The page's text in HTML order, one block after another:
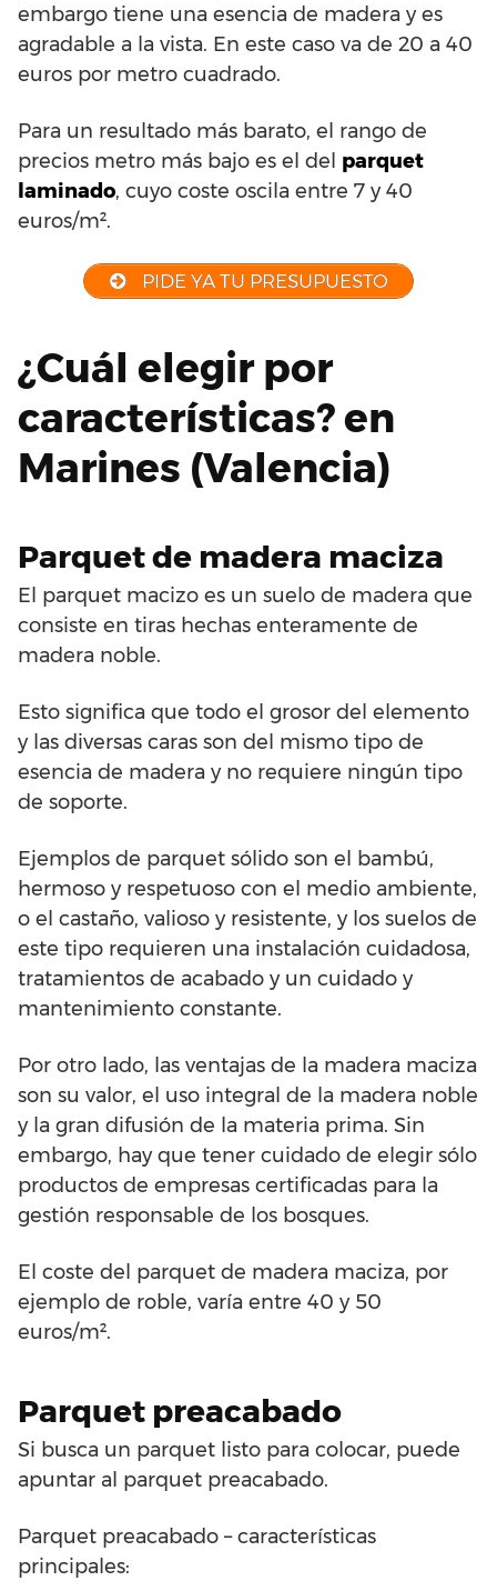
embargo tiene una esencia de madera y es
agradable a la vista. En este caso va de 20 a 40
euros por metro cuadrado.
Para un resultado más barato, el rango de
precios metro más bajo es el del parquet
laminado, cuyo coste oscila entre 7 y 40
euros/m².
PIDE YA TU PRESUPUESTO
¿Cuál elegir por
características? en
Marines (Valencia)
Parquet de madera maciza
El parquet macizo es un suelo de madera que
consiste en tiras hechas enteramente de
madera noble.
Esto significa que todo el grosor del elemento
y las diversas caras son del mismo tipo de
esencia de madera y no requiere ningún tipo
de soporte.
Ejemplos de parquet sólido son el bambú,
hermoso y respetuoso con el medio ambiente,
o el castaño, valioso y resistente, y los suelos de
este tipo requieren una instalación cuidadosa,
tratamientos de acabado y un cuidado y
mantenimiento constante.
Por otro lado, las ventajas de la madera maciza
son su valor, el uso integral de la madera noble
y la gran difusión de la materia prima. Sin
embargo, hay que tener cuidado de elegir sólo
productos de empresas certificadas para la
gestión responsable de los bosques.
El coste del parquet de madera maciza, por
ejemplo de roble, varía entre 40 y 50
euros/m².
Parquet preacabado
Si busca un parquet listo para colocar, puede
apuntar al parquet preacabado.
Parquet preacabado – características
principales: